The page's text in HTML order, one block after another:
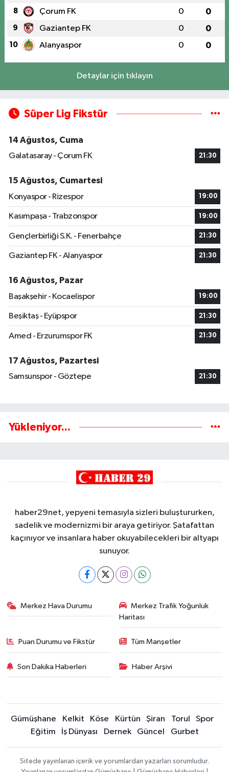
8 Çorum FK 0 0
9 Gaziantep FK 0 0
10 Alanyaspor 0 0
Detaylar için tıklayın
Süper Lig Fikstür
14 Ağustos, Cuma
Galatasaray - Çorum FK
21:30
15 Ağustos, Cumartesi
Konyaspor - Rizespor
19:00
Kasımpaşa - Trabzonspor 19:00
Gençlerbirliği S.K. - Fenerbahçe 21:30
Gaziantep FK - Alanyaspor 21:30
16 Ağustos, Pazar
Başakşehir - Kocaelispor
19:00
Beşiktaş - Eyüpspor 21:30
Amed - Erzurumspor FK 21:30
17 Ağustos, Pazartesi
Samsunspor - Göztepe
21:30
Yükleniyor...
haber29net, yepyeni temasıyla sizleri buluştururken,
sadelik ve modernizmi bir araya getiriyor. Şatafattan
kaçınıyor ve insanlara haber okuyabilecekleri bir altyapı
sunuyor.
Merkez Hava Durumu
Merkez Trafik Yoğunluk
Haritası
Puan Durumu ve Fikstür Tüm Manşetler
Son Dakika Haberleri Haber Arşivi
Gümüşhane Kelkit Köse Kürtün Şiran Torul
Spor
Eğitim
İş Dünyası Dernek Güncel Gurbet
Sitede yayınlanan içerik ve yorumlardan yazarları sorumludur.